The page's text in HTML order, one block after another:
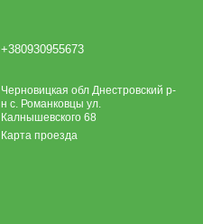
+380930955673
Черновицкая обл Днестровский р-
н с. Романковцы ул.
Калнышевского 68
Карта проезда